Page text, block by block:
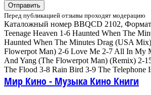
Отправить
Перед публикацией отзывы проходят модерацию
Каталожный номер BBQCD 2102, Формат
Teenage Heaven 1-6 Haunted When The
Haunted When The Minutes Drag (USA
Flowerpot Man) 2-6 Love Me 2-7 All In My
And Yang (The Flowerpot Man) (Remix) 2-
The Flood 3-8 Rain Bird 3-9 The Telephone
Мир Кино - Музыка Кино Книги